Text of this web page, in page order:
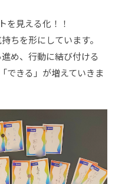
を見える化！！
ちを形にしています。
め、行動に結び付ける
できる」が増えていきま